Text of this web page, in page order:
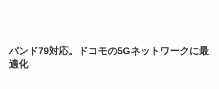
バンド79対応。ドコモの5Gネットワークに最
適化